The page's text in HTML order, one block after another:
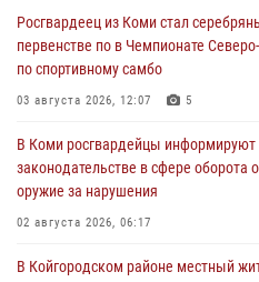
Росгвардеец из Коми стал
первенстве по в Чемпионате
по спортивному самбо
03 августа 2026, 12:07 5
В Коми росгвардейцы информируют
законодательстве в сфере
оружие за нарушения
02 августа 2026, 06:17
В Койгородском районе местный